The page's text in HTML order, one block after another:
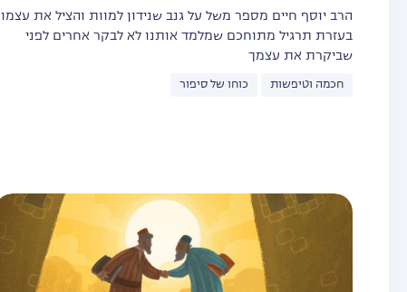
הרב יוסף חיים מספר משל על גנב שנידון למוות והציל את עצמו
בעזרת תרגיל מתוחכם שמלמד אותנו לא לבקר אחרים לפני
שביקרת את עצמך
חכמה וטיפשות כוחו של סיפור